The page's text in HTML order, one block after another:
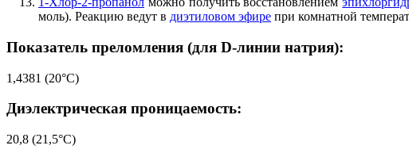
моль). Реакцию ведут в диэтиловом эфире при комнатной
Показатель преломления (для D-линии натрия):
1,4381 (20°C)
Диэлектрическая проницаемость:
20,8 (21,5°C)